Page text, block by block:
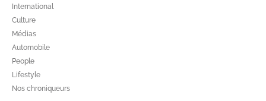
International
Culture
Médias
Automobile
People
Lifestyle
Nos chroniqueurs